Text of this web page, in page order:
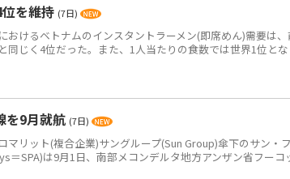
を維持 (7日)
おけるベトナムのインスタントラーメン(即席めん)需要は
同じく4位だった。また、1人当たりの食数では世界1位と
を9月就航 (7日)
リット(複合企業)サングループ(Sun Group)傘下のサン・
＝SPA)は9月1日、南部メコンデルタ地方アンザン省フーコ